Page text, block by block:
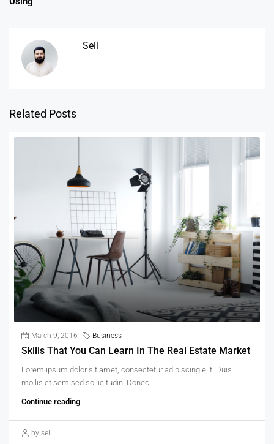
Sell
Related Posts
March 9, 2016 Business
Skills That You Can Learn In The Real Estate Market
Lorem ipsum dolor sit amet, consectetur adipiscing elit. Duis
mollis et sem sed sollicitudin. Donec...
Continue reading
by sell